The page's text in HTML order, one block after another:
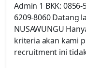
Admin 1 BKK:
6209-8060 Datang
NUSAWUNGU
kriteria akan kami
recruitment ini